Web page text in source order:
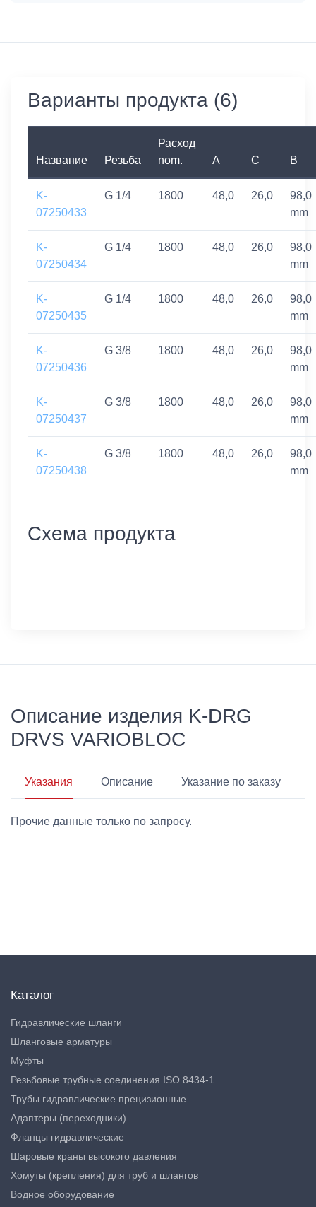
Варианты продукта (6)
Название Резьба
Расход
nom.
A C B
K-
07250433
G 1/4 1800 48,0 26,0
98,0
mm
K-
07250434
G 1/4 1800 48,0 26,0
98,0
mm
K-
07250435
G 1/4 1800 48,0 26,0
98,0
mm
K-
07250436
G 3/8 1800 48,0 26,0
98,0
mm
K-
07250437
G 3/8 1800 48,0 26,0
98,0
mm
K-
07250438
G 3/8 1800 48,0 26,0
98,0
mm
Схема продукта
Описание изделия K-DRG
DRVS VARIOBLOC
Указания Описание Указание по заказу
Прочие данные только по запросу.
Каталог
Гидравлические шланги
Шланговые арматуры
Муфты
Резьбовые трубные соединения ISO 8434-1
Трубы гидравлические прецизионные
Адаптеры (переходники)
Фланцы гидравлические
Шаровые краны высокого давления
Хомуты (крепления) для труб и шлангов
Водное оборудование